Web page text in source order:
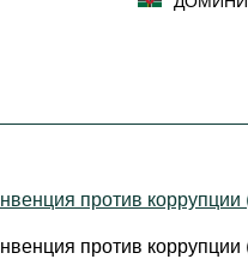
против
против